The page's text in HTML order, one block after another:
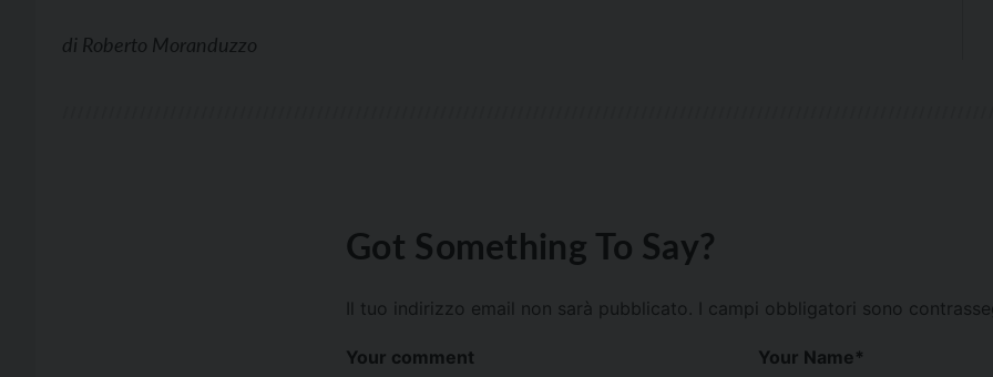
di Roberto Moranduzzo
Got Something To Say?
Il tuo indirizzo email non sarà pubblicato. I campi obbligatori sono
Your comment Your Name*